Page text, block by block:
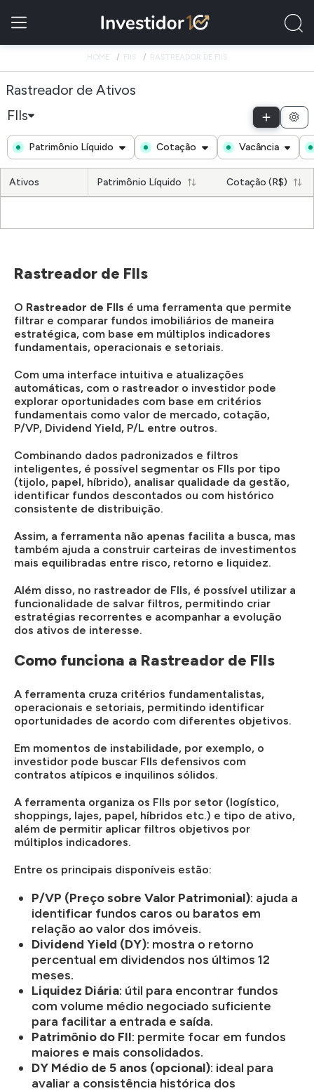
HOME FIIS RASTREADOR DE FIIS
Rastreador de Ativos
FIIs
Patrimônio Líquido Cotação Vacância
Ativos Patrimônio Líquido Cotação (R$)
Rastreador de FIIs
O Rastreador de FIIs é uma ferramenta que permite
filtrar e comparar fundos imobiliários de maneira
estratégica, com base em múltiplos indicadores
fundamentais, operacionais e setoriais.
Com uma interface intuitiva e atualizações
automáticas, com o rastreador o investidor pode
explorar oportunidades com base em critérios
fundamentais como valor de mercado, cotação,
P/VP, Dividend Yield, P/L entre outros.
Combinando dados padronizados e filtros
inteligentes, é possível segmentar os FIIs por tipo
(tijolo, papel, híbrido), analisar qualidade da gestão,
identificar fundos descontados ou com histórico
consistente de distribuição.
Assim, a ferramenta não apenas facilita a busca, mas
também ajuda a construir carteiras de investimentos
mais equilibradas entre risco, retorno e liquidez.
Além disso, no rastreador de FIIs, é possível utilizar a
funcionalidade de salvar filtros, permitindo criar
estratégias recorrentes e acompanhar a evolução
dos ativos de interesse.
Como funciona a Rastreador de FIIs
A ferramenta cruza critérios fundamentalistas,
operacionais e setoriais, permitindo identificar
oportunidades de acordo com diferentes objetivos.
Em momentos de instabilidade, por exemplo, o
investidor pode buscar FIIs defensivos com
contratos atípicos e inquilinos sólidos.
A ferramenta organiza os FIIs por setor (logístico,
shoppings, lajes, papel, híbridos etc.) e tipo de ativo,
além de permitir aplicar filtros objetivos por
múltiplos indicadores.
Entre os principais disponíveis estão:
P/VP (Preço sobre Valor Patrimonial): ajuda a
identificar fundos caros ou baratos em
relação ao valor dos imóveis.
Dividend Yield (DY): mostra o retorno
percentual em dividendos nos últimos 12
meses.
Liquidez Diária: útil para encontrar fundos
com volume médio negociado suficiente
para facilitar a entrada e saída.
Patrimônio do FII: permite focar em fundos
maiores e mais consolidados.
DY Médio de 5 anos (opcional): ideal para
avaliar a consistência histórica dos